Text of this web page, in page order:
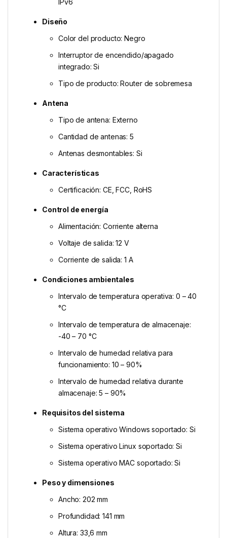
IPv6
Diseño
Color del producto: Negro
Interruptor de encendido/apagado
integrado: Si
Tipo de producto: Router de sobremesa
Antena
Tipo de antena: Externo
Cantidad de antenas: 5
Antenas desmontables: Si
Características
Certificación: CE, FCC, RoHS
Control de energía
Alimentación: Corriente alterna
Voltaje de salida: 12 V
Corriente de salida: 1 A
Condiciones ambientales
Intervalo de temperatura operativa: 0 – 40
°C
Intervalo de temperatura de almacenaje:
-40 – 70 °C
Intervalo de humedad relativa para
funcionamiento: 10 – 90%
Intervalo de humedad relativa durante
almacenaje: 5 – 90%
Requisitos del sistema
Sistema operativo Windows soportado: Si
Sistema operativo Linux soportado: Si
Sistema operativo MAC soportado: Si
Peso y dimensiones
Ancho: 202 mm
Profundidad: 141 mm
Altura: 33,6 mm